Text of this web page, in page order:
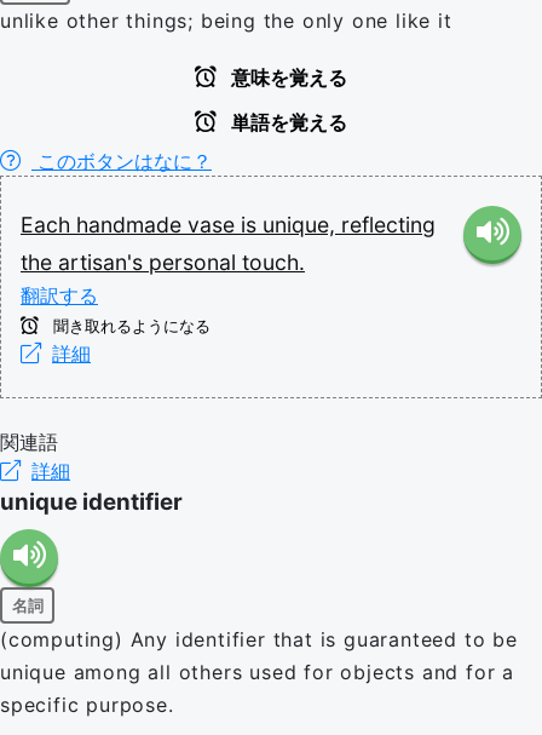
unlike other things; being the only one like it
意味を覚える
単語を覚える
このボタンはなに？
Each handmade vase is unique, reflecting
the artisan's personal touch.
翻訳する
聞き取れるようになる
詳細
関連語
詳細
unique identifier
名詞
(computing) Any identifier that is guaranteed to be
unique among all others used for objects and for a
specific purpose.